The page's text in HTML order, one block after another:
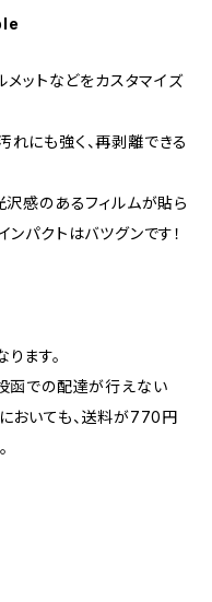
メットなどをカスタマイズ
にも強く、再剥離できる
沢感のあるフィルムが貼ら
パクトはバツグンです！
ます。
函での配達が行えない
おいても、送料が770円